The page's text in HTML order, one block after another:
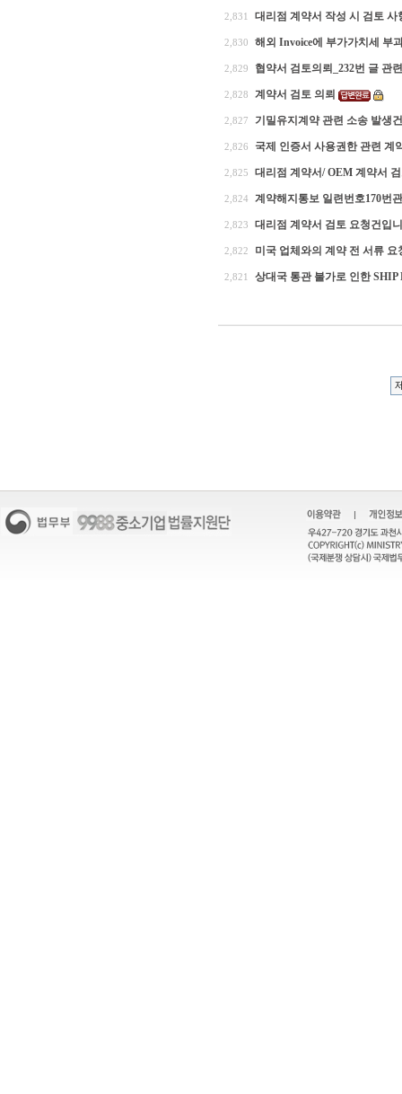
2,831 대리점 계약서 작성 시 검토 사
2,830 해외 Invoice에 부가가치세 부
2,829 협약서 검토의뢰_232번 글 관련
2,828 계약서 검토 의뢰
2,827 기밀유지계약 관련 소송 발생건
2,826 국제 인증서 사용권한 관련 계
2,825 대리점 계약서/ OEM 계약서
2,824 계약해지통보 일련번호170번
2,823 대리점 계약서 검토 요청건입
2,822 미국 업체와의 계약 전 서류 요
2,821 상대국 통관 불가로 인한 SHIP